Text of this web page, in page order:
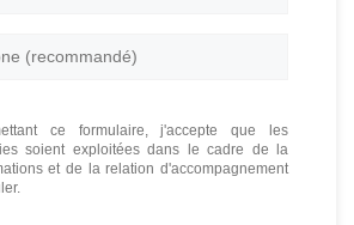
ce formulaire, j'accepte que les
soient exploitées dans le cadre de la
et de la relation d'accompagnement